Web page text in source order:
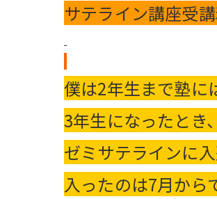
サテライン講座
僕は2年生まで塾に
3年生になったとき
ゼミサテラインに入
入ったのは7月から